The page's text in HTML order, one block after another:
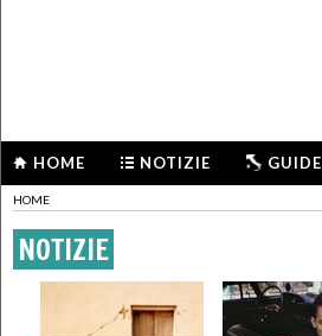
HOME NOTIZIE GUIDE
HOME
NOTIZIE